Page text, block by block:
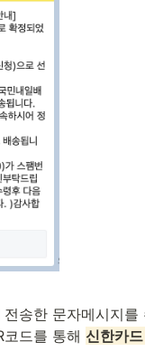
송한 문자메시지를
드를 통해 신한카